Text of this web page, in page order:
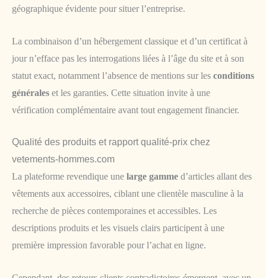
géographique évidente pour situer l’entreprise.
La combinaison d’un hébergement classique et d’un certificat à
jour n’efface pas les interrogations liées à l’âge du site et à son
statut exact, notamment l’absence de mentions sur les conditions
générales et les garanties. Cette situation invite à une
vérification complémentaire avant tout engagement financier.
Qualité des produits et rapport qualité-prix chez
vetements-hommes.com
La plateforme revendique une large gamme d’articles allant des
vêtements aux accessoires, ciblant une clientèle masculine à la
recherche de pièces contemporaines et accessibles. Les
descriptions produits et les visuels clairs participent à une
première impression favorable pour l’achat en ligne.